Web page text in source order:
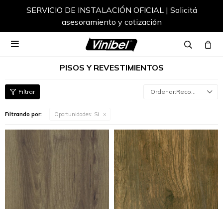
Envíos a todo el país

PISOS Y REVESTIMIENTOS
Recomendados
Filtrando por: Oportunidades: Si